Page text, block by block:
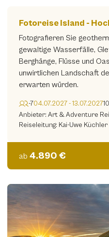
Fotoreise Island -
Fotografieren Sie
gewaltige Wasserfälle,
Berghänge, Flüsse und
unwirtlichen Landschaft
erwarten würden.
-704.07.2027 - 13.07.2027
Anbieter: Art & Adventure
Reiseleitung: Kai-Uwe Küchler
ab 4.890 €